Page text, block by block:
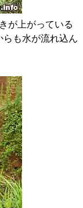
が上がっている
も水が流れ込ん